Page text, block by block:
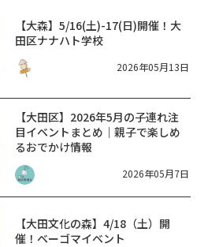
【大森】5/16(土)-17(日)開催！大
田区ナナハト学校
2026年05月13日
【大田区】2026年5月の子連れ注
目イベントまとめ｜親子で楽しめ
るおでかけ情報
2026年05月7日
【大田文化の森】4/18（土）開
催！ベーゴマイベント